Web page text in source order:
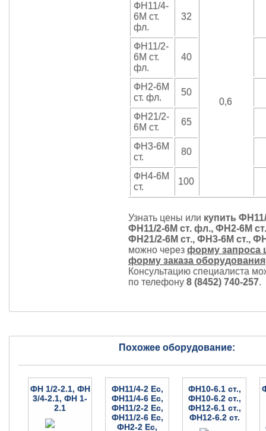
ФН11/4-
6М ст.
фл.
32
0,6
ФН11/2-
6М ст.
фл.
40
ФН2-6М
ст. фл.
50
ФН21/2-
6М ст.
65
ФН3-6М
ст.
80
ФН4-6М
ст.
100
Узнать цены или купить
ФН11/2-6М ст. фл., ФН2-6М
ФН21/2-6М ст., ФН3-6М ст.,
можно через форму запроса
форму заказа оборудования
Консультацию специалиста
по телефону 8 (8452) 740-257.
Похожее оборудование:
ФН 1/2-2.1, ФН
3/4-2.1, ФН 1-
2.1
ФН11/4-2 Ес,
ФН11/4-6 Ес,
ФН11/2-2 Ес,
ФН11/2-6 Ес,
ФН2-2 Ес,
ФН10-6.1 ст.,
ФН10-6.2 ст.,
ФН12-6.1 ст.,
ФН12-6.2 ст.